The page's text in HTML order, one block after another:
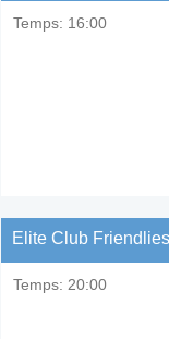
Temps: 16:00
Elite Club Friendlies
Temps: 20:00